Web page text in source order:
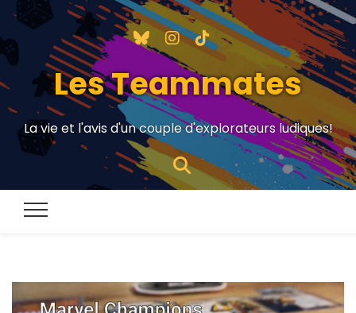
Les Teammates
La vie et l'avis d'un couple d'explorateurs ludiques!